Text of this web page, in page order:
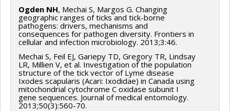
Ogden NH, Mechai S, Margos G. Changing
geographic ranges of ticks and tick-borne
pathogens: drivers, mechanisms and
consequences for pathogen diversity. Frontiers in
cellular and infection microbiology. 2013;3:46.
Mechai S, Feil EJ, Gariepy TD, Gregory TR, Lindsay
LR, Millien V, et al. Investigation of the population
structure of the tick vector of Lyme disease
Ixodes scapularis (Acari: Ixodidae) in Canada using
mitochondrial cytochrome C oxidase subunit I
gene sequences. Journal of medical entomology.
2013;50(3):560-70.